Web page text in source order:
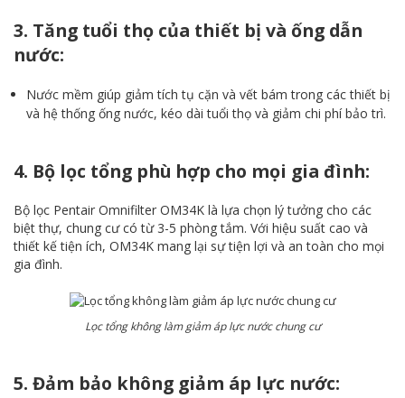
3. Tăng tuổi thọ của thiết bị và ống dẫn
nước:
Nước mềm giúp giảm tích tụ cặn và vết bám trong các thiết bị
và hệ thống ống nước, kéo dài tuổi thọ và giảm chi phí bảo trì.
4. Bộ lọc tổng phù hợp cho mọi gia đình:
Bộ lọc Pentair Omnifilter OM34K là lựa chọn lý tưởng cho các
biệt thự, chung cư có từ 3-5 phòng tắm. Với hiệu suất cao và
thiết kế tiện ích, OM34K mang lại sự tiện lợi và an toàn cho mọi
gia đình.
Lọc tổng không làm giảm áp lực nước chung cư
5. Đảm bảo không giảm áp lực nước: